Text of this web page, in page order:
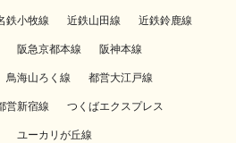
鉄小牧線 近鉄山田線 近鉄鈴鹿線
阪急京都本線 阪神本線
鳥海山ろく線 都営大江戸線
営新宿線 つくばエクスプレス
ユーカリが丘線